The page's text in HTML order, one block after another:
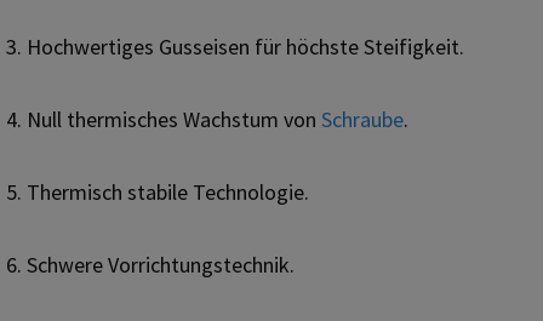
3. Hochwertiges Gusseisen für höchste Steifigkeit.
4. Null thermisches Wachstum von Schraube.
5. Thermisch stabile Technologie.
6. Schwere Vorrichtungstechnik.